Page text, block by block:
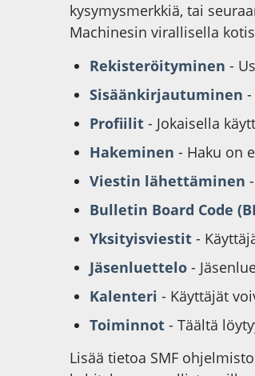
kysymysmerkkiä, tai
Machinesin virallisella
Rekisteröityminen -
Sisäänkirjautuminen
Profiilit - Jokaisella
Hakeminen - Haku on
Viestin lähettäminen
Bulletin Board Code
Yksityisviestit -
Jäsenluettelo -
Kalenteri - Käyttäjät
Toiminnot - Täältä
Lisää tietoa SMF